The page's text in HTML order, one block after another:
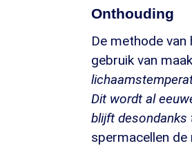
Onthouding
De methode
gebruik van
Dit wordt al
blijft desondanks
spermacellen de